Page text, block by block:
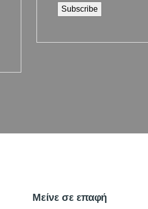
Μείνε σε επαφή